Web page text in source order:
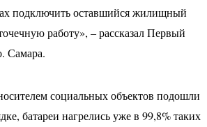
подключить оставшийся жилищный
работу», – рассказал Первый
Самара.
социальных объектов подошли
батареи нагрелись уже в 99,8% таких